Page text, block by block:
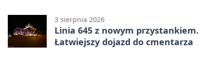
3 sierpnia 2026
Linia 645 z nowym przystankiem.
Łatwiejszy dojazd do cmentarza